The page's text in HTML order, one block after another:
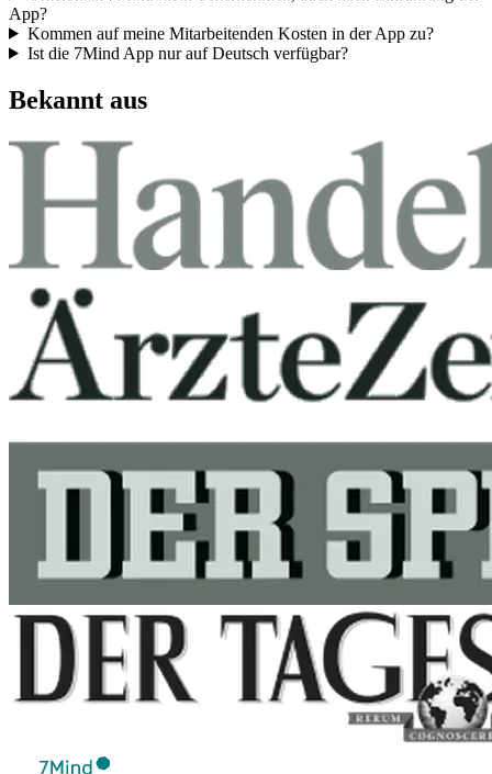
App?
Kommen auf meine Mitarbeitenden Kosten in der App zu?
Ist die 7Mind App nur auf Deutsch verfügbar?
Bekannt aus